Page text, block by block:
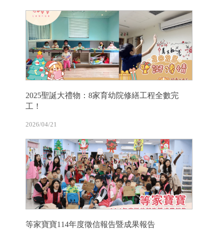
2025聖誕大禮物：8家育幼院修繕工程全數完
工！
2026/04/21
等家寶寶114年度徵信報告暨成果報告